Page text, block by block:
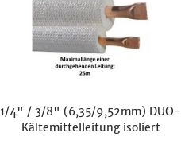
1/4" / 3/8" (6,35/9,52mm) DUO-
Kältemittelleitung isoliert